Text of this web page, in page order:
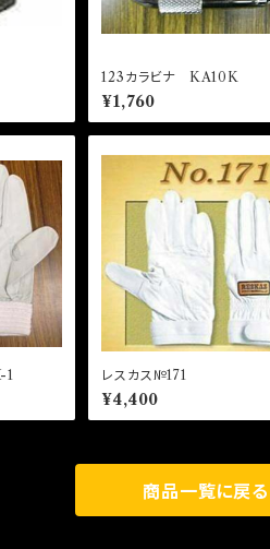
123カラビナ KA10K
¥1,760
レスカス№171
¥4,400
商品一覧に戻る